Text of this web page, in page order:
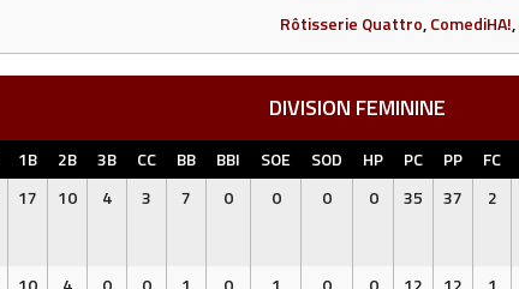
Rôtisserie Quattro,ComediHA!,
DIVISION FEMININE
1B 2B 3B CC BB BBI SOE SOD HP PC PP FC
17 10 4 3 7 0 0 0 0 35 37 2